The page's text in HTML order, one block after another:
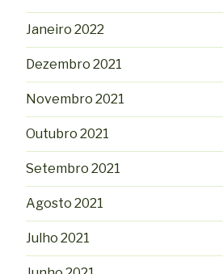
Janeiro 2022
Dezembro 2021
Novembro 2021
Outubro 2021
Setembro 2021
Agosto 2021
Julho 2021